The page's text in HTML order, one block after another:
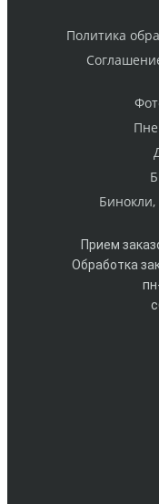
Политика
Прием
Обработка